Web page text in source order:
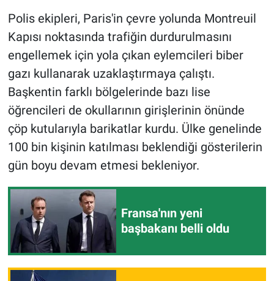
Polis ekipleri, Paris'in çevre yolunda Montreuil
Kapısı noktasında trafiğin durdurulmasını
engellemek için yola çıkan eylemcileri biber
gazı kullanarak uzaklaştırmaya çalıştı.
Başkentin farklı bölgelerinde bazı lise
öğrencileri de okullarının girişlerinin önünde
çöp kutularıyla barikatlar kurdu. Ülke genelinde
100 bin kişinin katılması beklendiği gösterilerin
gün boyu devam etmesi bekleniyor.
Fransa'nın yeni
başbakanı belli oldu